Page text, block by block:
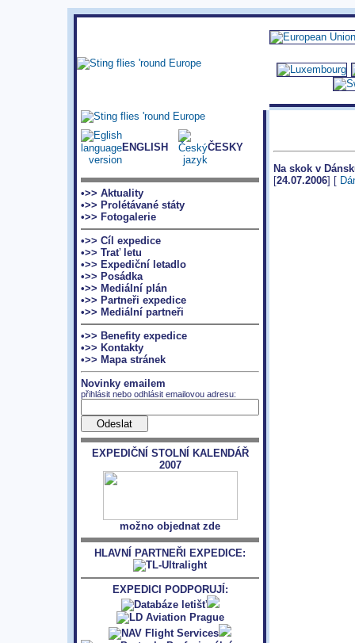
ENGLISH ČESKY
•>> Aktuality
•>> Prolétávané státy
•>> Fotogalerie
•>> Cíl expedice
•>> Trať letu
•>> Expediční letadlo
•>> Posádka
•>> Mediální plán
•>> Partneři expedice
•>> Mediální partneři
•>> Benefity expedice
•>> Kontakty
•>> Mapa stránek
Novinky emailem
přihlásit nebo odhlásit emailovou adresu:
EXPEDIČNÍ STOLNÍ KALENDÁŘ
2007
možno objednat zde
HLAVNÍ PARTNEŘI EXPEDICE:
EXPEDICI PODPORUJÍ:
Na skok v
[24.07.2006] [